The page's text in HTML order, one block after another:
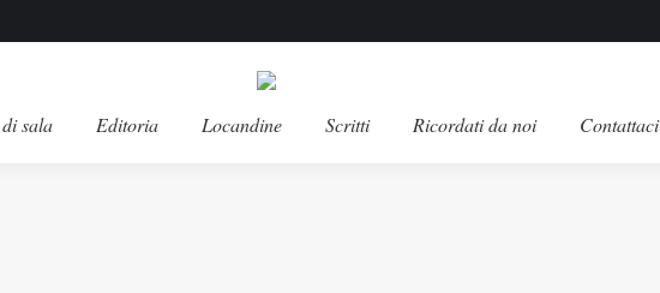
sala Editoria Locandine Scritti Ricordati da noi Contattaci